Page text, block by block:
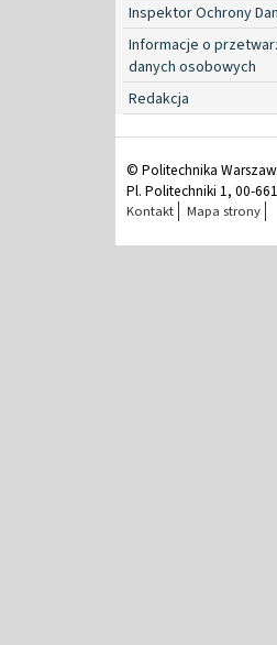
Inspektor Ochrony
Informacje o
danych osobowych
Redakcja
© Politechnika
Pl. Politechniki 1, 00-
Kontakt Mapa strony